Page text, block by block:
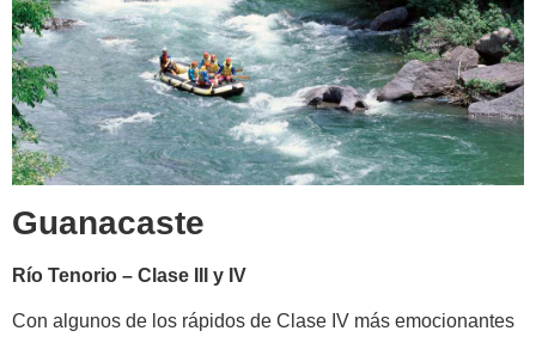
Guanacaste
Río Tenorio – Clase III y IV
Con algunos de los rápidos de Clase IV más emocionantes